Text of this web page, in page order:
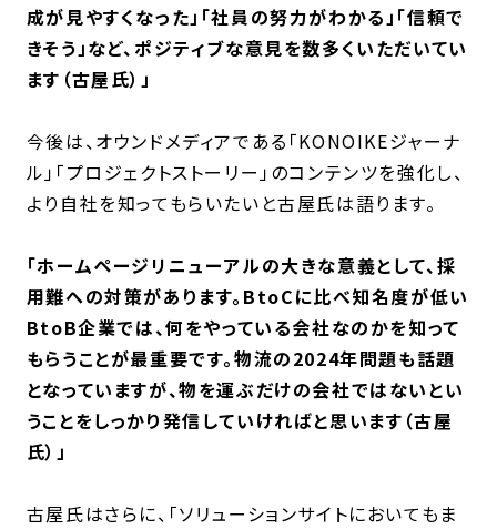
成が見やすくなった」「社員の努力がわかる」「信頼で
きそう」など、ポジティブな意見を数多くいただいてい
ます（古屋氏）」
今後は、オウンドメディアである「KONOIKEジャーナ
ル」「プロジェクトストーリー」のコンテンツを強化し、
より自社を知ってもらいたいと古屋氏は語ります。
「ホームページリニューアルの大きな意義として、採
用難への対策があります。BtoCに比べ知名度が低い
BtoB企業では、何をやっている会社なのかを知って
もらうことが最重要です。物流の2024年問題も話題
となっていますが、物を運ぶだけの会社ではないとい
うことをしっかり発信していければと思います（古屋
氏）」
古屋氏はさらに、「ソリューションサイトにおいてもま